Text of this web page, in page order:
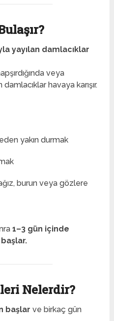
yayılan damlacıklar
veya
havaya karışır.
yakın durmak
burun veya gözlere
1–3 gün içinde
Nelerdir?
başlar ve birkaç gün